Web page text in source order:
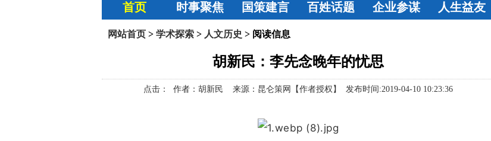
首页 时事聚焦 国策建言 百姓话题 企业参谋 人生益友
网站首页 > 学术探索 > 人文历史 > 阅读信息
胡新民：李先念晚年的忧思
点击： 作者：胡新民 来源：昆仑策网【作者授权】 发布时间:2019-04-10 10:23:36